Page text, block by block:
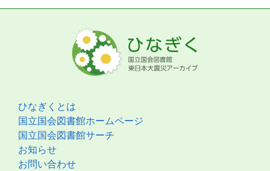
ひなぎくとは
国立国会図書館ホームページ
国立国会図書館サーチ
お知らせ
お問い合わせ